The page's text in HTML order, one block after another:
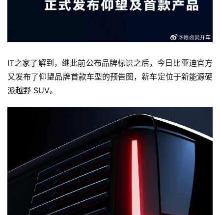
IT之家了解到，继此前公布品牌标识之后，今日比亚迪官方
又发布了仰望品牌首款车型的预告图，新车定位于新能源硬
派越野 SUV。